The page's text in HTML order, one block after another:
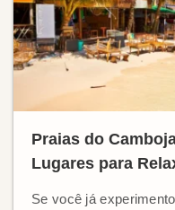
Praias do
Lugares para
Se você já